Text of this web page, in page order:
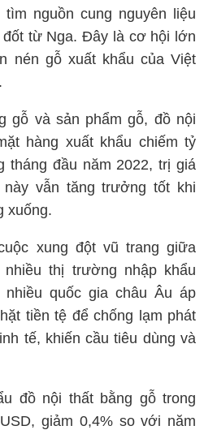
nguồn cung nguyên liệu
từ Nga. Đây là cơ hội lớn
nén gỗ xuất khẩu của Việt
gỗ và sản phẩm gỗ, đồ nội
hàng xuất khẩu chiếm tỷ
tháng đầu năm 2022, trị giá
này vẫn tăng trưởng tốt khi
xuống.
xung đột vũ trang giữa
thị trường nhập khẩu
nhiều quốc gia châu Âu áp
tiền tệ để chống lạm phát
tế, khiến cầu tiêu dùng và
đồ nội thất bằng gỗ trong
giảm 0,4% so với năm